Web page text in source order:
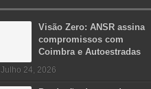
Visão Zero: ANSR assina
compromissos com
Coimbra e Autoestradas
Julho 24, 2026